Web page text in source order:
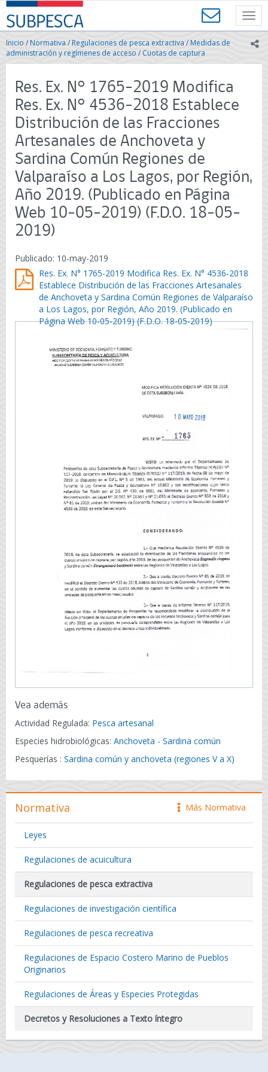
Contenido
principal
SUBPESCA
-
Subsecretaría
de
Pesca
Acuicultura
Gobierno
de
Chile
Inicio /Normativa / Regulaciones de pesca extractiva / Medidas de
administración y regímenes de acceso / Cuotas de captura
Res. Ex. N° 1765-2019 Modifica
Res. Ex. N° 4536-2018 Establece
Distribución de las Fracciones
Artesanales de Anchoveta y
Sardina Común Regiones de
Valparaíso a Los Lagos, por Región,
Año 2019. (Publicado en Página
Web 10-05-2019) (F.D.O. 18-05-
2019)
Publicado: 10-may-2019
Res. Ex. N° 1765-2019 Modifica Res. Ex. N° 4536-2018
Establece Distribución de las Fracciones Artesanales
de Anchoveta y Sardina Común Regiones de Valparaíso
a Los Lagos, por Región, Año 2019. (Publicado en
Página Web 10-05-2019) (F.D.O. 18-05-2019)
Vea además
Actividad Regulada: Pesca artesanal
Especies hidrobiológicas: Anchoveta - Sardina común
Pesquerías : Sardina común y anchoveta (regiones V a X)
icono
Más Normativa
Normativa
Leyes
Regulaciones de acuicultura
Regulaciones de pesca extractiva
Regulaciones de investigación científica
Regulaciones de pesca recreativa
Regulaciones de Espacio Costero Marino de Pueblos
Originarios
Regulaciones de Áreas y Especies Protegidas
Decretos y Resoluciones a Texto íntegro